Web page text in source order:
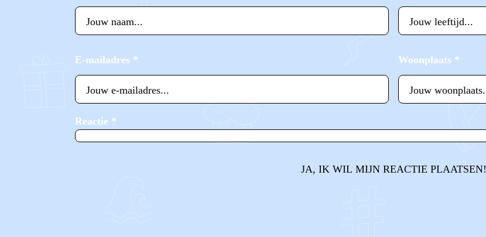
E-mailadres * Woonplaats *
Reactie *
JA, IK WIL MIJN REACTIE PLAATSEN!